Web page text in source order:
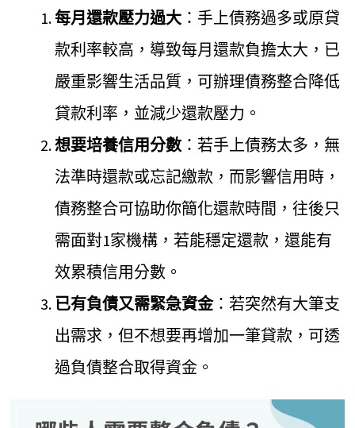
每月還款壓力過大 ：手上債務過多或原貸
款利率較高，導致每月還款負擔太大，已
嚴重影響生活品質，可辦理債務整合降低
貸款利率，並減少還款壓力。
想要培養信用分數 ：若手上債務太多，無
法準時還款或忘記繳款，而影響信用時，
債務整合可協助你簡化還款時間，往後只
需面對1家機構，若能穩定還款，還能有
效累積信用分數。
已有負債又需緊急資金：若突然有大筆支
出需求，但不想要再增加一筆貸款，可透
過負債整合取得資金。